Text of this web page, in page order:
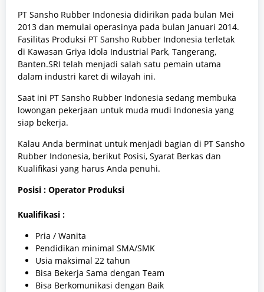
PT Sansho Rubber Indonesia didirikan pada bulan Mei
2013 dan memulai operasinya pada bulan Januari 2014.
Fasilitas Produksi PT Sansho Rubber Indonesia terletak
di Kawasan Griya Idola Industrial Park, Tangerang,
Banten.SRI telah menjadi salah satu pemain utama
dalam industri karet di wilayah ini.
Saat ini PT Sansho Rubber Indonesia sedang membuka
lowongan pekerjaan untuk muda mudi Indonesia yang
siap bekerja.
Kalau Anda berminat untuk menjadi bagian di PT Sansho
Rubber Indonesia, berikut Posisi, Syarat Berkas dan
Kualifikasi yang harus Anda penuhi.
Posisi : Operator Produksi
Kualifikasi :
Pria / Wanita
Pendidikan minimal SMA/SMK
Usia maksimal 22 tahun
Bisa Bekerja Sama dengan Team
Bisa Berkomunikasi dengan Baik